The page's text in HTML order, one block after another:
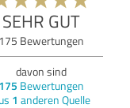
SEHR GUT
175 Bewertungen
davon sind
175 Bewertungen
1 anderen Quelle